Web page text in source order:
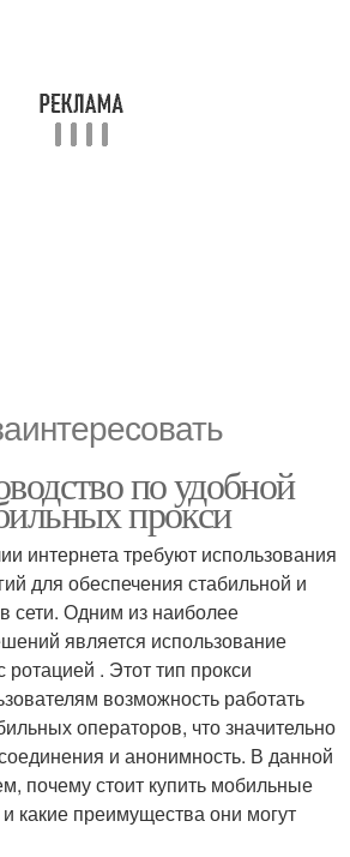
по удобной
прокси
интернета требуют использования
для обеспечения стабильной и
сети. Одним из наиболее
является использование
. Этот тип прокси
возможность работать
операторов, что значительно
и анонимность. В данной
почему стоит купить мобильные
какие преимущества они могут